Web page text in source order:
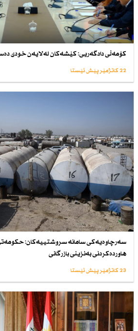
كۆمەڵی دادگەریی: كێشەكان لەلایەن خودی
22 کاتژمێر پێش ئێستا
سەرچاوەیەكی سامانە سروشتییەكان:
هاوردەكردنی بەنزینی بازرگانی
23 کاتژمێر پێش ئێستا